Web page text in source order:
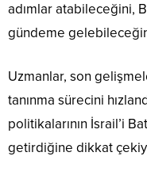
adımlar atabileceğini,
gündeme
Uzmanlar, son
tanınma sürecini
politikalarının İsrail’i
getirdiğine dikkat